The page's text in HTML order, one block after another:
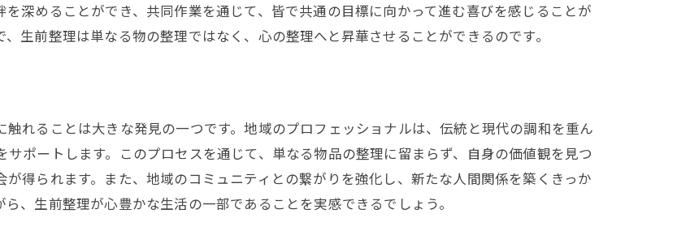
深めることができ、共同作業を通じて、皆で共通の目標に向かって進む喜びを感じることが
生前整理は単なる物の整理ではなく、心の整理へと昇華させることができるのです。
れることは大きな発見の一つです。地域のプロフェッショナルは、伝統と現代の調和を重ん
ポートします。このプロセスを通じて、単なる物品の整理に留まらず、自身の価値観を見つ
得られます。また、地域のコミュニティとの繋がりを強化し、新たな人間関係を築くきっか
、生前整理が心豊かな生活の一部であることを実感できるでしょう。